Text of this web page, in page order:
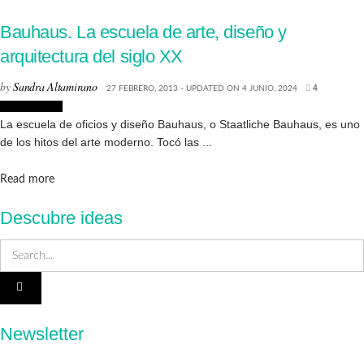
Bauhaus. La escuela de arte, diseño y
arquitectura del siglo XX
bySandra Altamirano 27 FEBRERO, 2013 - UPDATED ON 4 JUNIO, 2024 4
La escuela de oficios y diseño Bauhaus, o Staatliche Bauhaus, es uno
de los hitos del arte moderno. Tocó las ...
Read moreDetails
Descubre ideas
Newsletter